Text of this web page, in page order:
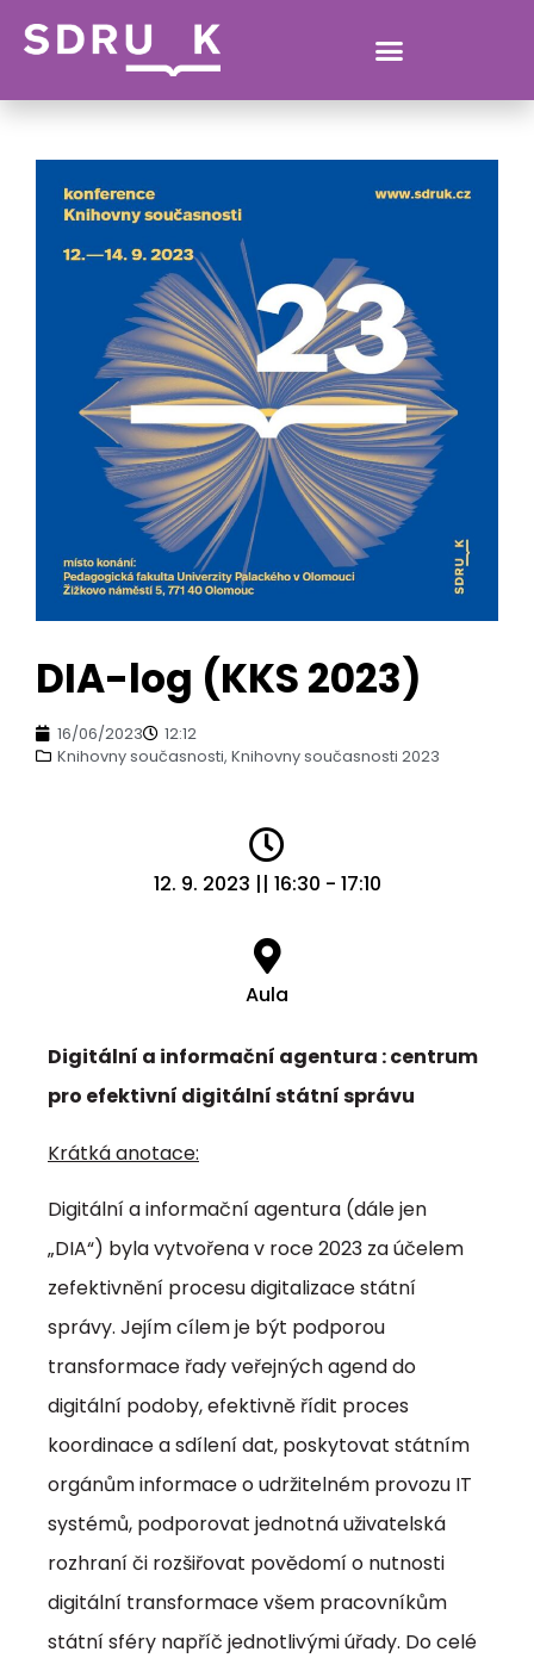
KATERINA
DIA-log (KKS 2023)
16/06/2023
12:12
Knihovny současnosti, Knihovny současnosti 2023
12. 9. 2023 || 16:30 - 17:10
Aula
Digitální a informační agentura : centrum
pro efektivní digitální státní správu
Krátká anotace:
Digitální a informační agentura (dále jen
„DIA“) byla vytvořena v roce 2023 za účelem
zefektivnění procesu digitalizace státní
správy. Jejím cílem je být podporou
transformace řady veřejných agend do
digitální podoby, efektivně řídit proces
koordinace a sdílení dat, poskytovat státním
orgánům informace o udržitelném provozu IT
systémů, podporovat jednotná uživatelská
rozhraní či rozšiřovat povědomí o nutnosti
digitální transformace všem pracovníkům
státní sféry napříč jednotlivými úřady. Do celé